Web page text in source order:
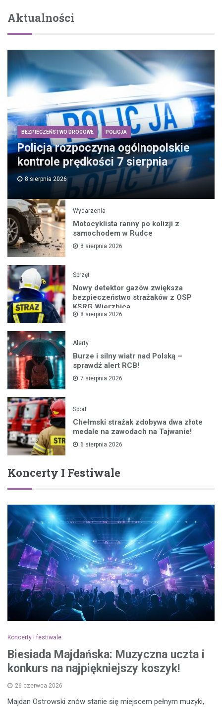
Aktualności
BEZPIECZEŃSTWO DROGOWE POLICJA
Policja rozpoczyna ogólnopolskie
kontrole prędkości 7 sierpnia
8 sierpnia 2026
Wydarzenia
Motocyklista ranny po kolizji z
samochodem w Rudce
8 sierpnia 2026
Sprzęt
Nowy detektor gazów zwiększa
bezpieczeństwo strażaków z OSP
KSRG Wierzbica
8 sierpnia 2026
Alerty
Burze i silny wiatr nad Polską –
sprawdź alert RCB!
7 sierpnia 2026
Sport
Chełmski strażak zdobywa dwa złote
medale na zawodach na Tajwanie!
6 sierpnia 2026
Koncerty I Festiwale
Koncerty i festiwale
Biesiada Majdańska: Muzyczna uczta i
konkurs na najpiękniejszy koszyk!
26 czerwca 2026
Majdan Ostrowski znów stanie się miejscem pełnym muzyki,